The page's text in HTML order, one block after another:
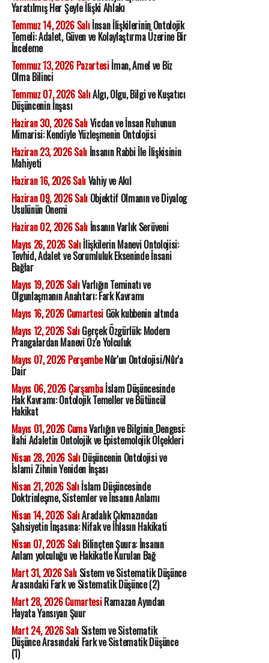
Yaratılmış Her Şeyle İlişki Ahlakı
Temmuz 14, 2026 Salıİnsan İlişkilerinin Ontolojik
Temeli: Adalet, Güven ve Kolaylaştırma Üzerine Bir
İnceleme
Temmuz 13, 2026 Pazartesiİman, Amel ve Biz
Olma Bilinci
Temmuz 07, 2026 SalıAlgı, Olgu, Bilgi ve Kuşatıcı
Düşüncenin İnşası
Haziran 30, 2026 SalıVicdan ve İnsan Ruhunun
Mimarisi: Kendiyle Yüzleşmenin Ontolojisi
Haziran 23, 2026 Salıİnsanın Rabbi İle İlişkisinin
Mahiyeti
Haziran 16, 2026 SalıVahiy ve Akıl
Haziran 09, 2026 SalıObjektif Olmanın ve Diyalog
Usulünün Önemi
Haziran 02, 2026 Salıİnsanın Varlık Serüveni
Mayıs 26, 2026 Salıİlişkilerin Manevi Ontolojisi:
Tevhid, Adalet ve Sorumluluk Ekseninde İnsani
Bağlar
Mayıs 19, 2026 SalıVarlığın Teminatı ve
Olgunlaşmanın Anahtarı: Fark Kavramı
Mayıs 16, 2026 CumartesiGök kubbenin altında
Mayıs 12, 2026 SalıGerçek Özgürlük: Modern
Prangalardan Manevi Öz'e Yolculuk
Mayıs 07, 2026 PerşembeNûr'un Ontolojisi/Nûr'a
Dair
Mayıs 06, 2026 Çarşambaİslam Düşüncesinde
Hak Kavramı: Ontolojik Temeller ve Bütüncül
Hakikat
Mayıs 01, 2026 CumaVarlığın ve Bilginin Dengesi:
İlahi Adaletin Ontolojik ve Epistemolojik Ölçekleri
Nisan 28, 2026 SalıDüşüncenin Ontolojisi ve
İslami Zihnin Yeniden İnşası
Nisan 21, 2026 Salıİslam Düşüncesinde
Doktrinleşme, Sistemler ve İnsanın Anlamı
Nisan 14, 2026 SalıAradalık Çıkmazından
Şahsiyetin İnşasına: Nifak ve İhlasın Hakikati
Nisan 07, 2026 SalıBilinçten Şuura: İnsanın
Anlam yolculuğu ve Hakikatle Kurulan Bağ
Mart 31, 2026 SalıSistem ve Sistematik Düşünce
Arasındaki Fark ve Sistematik Düşünce (2)
Mart 28, 2026 CumartesiRamazan Ayından
Hayata Yansıyan Şuur
Mart 24, 2026 SalıSistem ve Sistematik
Düşünce Arasındaki Fark ve Sistematik Düşünce
(1)